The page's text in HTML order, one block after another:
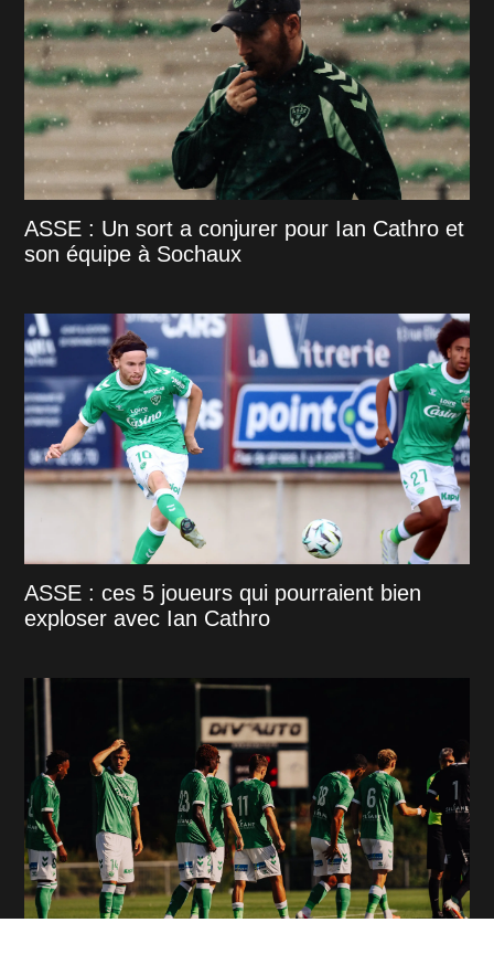
ASSE : Un sort a conjurer pour Ian Cathro et
son équipe à Sochaux
ASSE : ces 5 joueurs qui pourraient bien
exploser avec Ian Cathro